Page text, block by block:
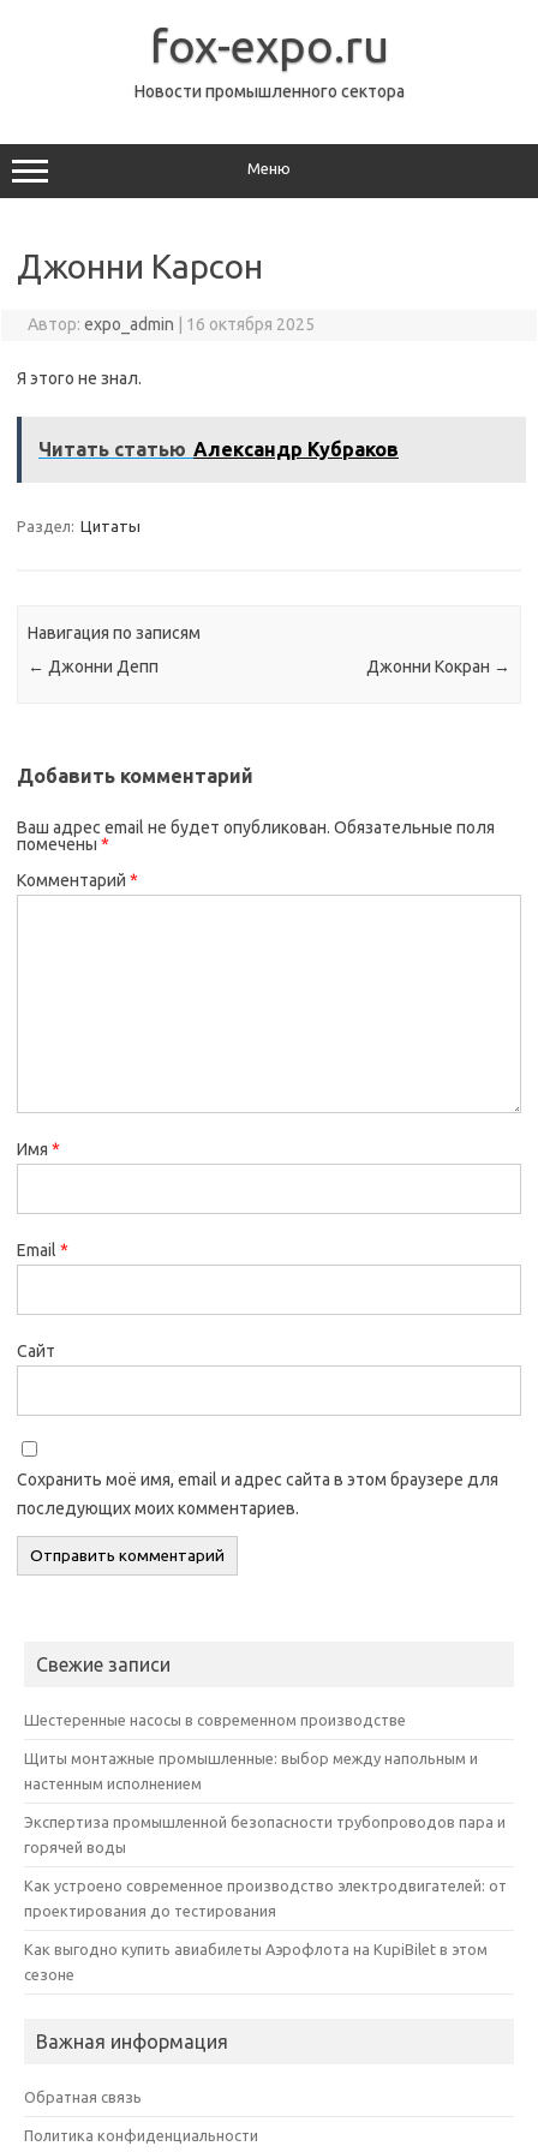
fox-expo.ru
Новости промышленного сектора
Меню
Джонни Карсон
Автор: expo_admin 16 октября 2025
Я этого не знал.
Читать статью Александр Кубраков
Раздел: Цитаты
Навигация по записям
← Джонни Депп Джонни Кокран →
Добавить комментарий
Ваш адрес email не будет опубликован. Обязательные поля
помечены *
Комментарий *
Имя *
Email *
Сайт
Сохранить моё имя, email и адрес сайта в этом браузере для
последующих моих комментариев.
Свежие записи
Шестеренные насосы в современном производстве
Щиты монтажные промышленные: выбор между напольным и
настенным исполнением
Экспертиза промышленной безопасности трубопроводов пара и
горячей воды
Как устроено современное производство электродвигателей: от
проектирования до тестирования
Как выгодно купить авиабилеты Аэрофлота на KupiBilet в этом
сезоне
Важная информация
Обратная связь
Политика конфиденциальности